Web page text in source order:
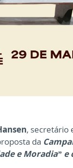
, secretário
da
e Moradia” e